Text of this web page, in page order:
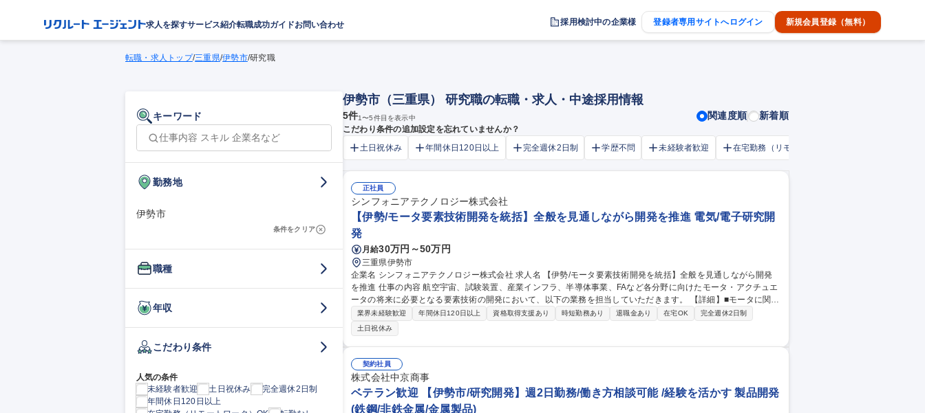
求人を探すサービス紹介転職成功ガイドお問い合わせ 採用検討中の企業様 登録者専用サイトへログイン 新規会員登録（無料）
転職・求人トップ/三重県/伊勢市/研究職
キーワード
勤務地
伊勢市
条件をクリア
職種
年収
こだわり条件
人気の条件
未経験者歓迎
土日祝休み
完全週休2日制
年間休日120日以上
伊勢市（三重県） 研究職の転職・求人・中途採用情報
5件1〜5件目を表示中 関連度順 新着順
こだわり条件の追加設定を忘れていませんか？
土日祝休み
年間休日120日以上 完全週休2日制 学歴不問 未経験者歓迎 在宅勤務（リモートワーク）OK
正社員
シンフォニアテクノロジー株式会社
【伊勢/モータ要素技術開発を統括】全般を見通しながら開発を推進 電気/電子研究開
発
月給30万円～50万円
三重県伊勢市
企業名 シンフォニアテクノロジー株式会社 求人名 【伊勢/モータ要素技術開発を統括】全般を見通しながら開発
を推進 仕事の内容 航空宇宙、試験装置、産業インフラ、半導体事業、FAなど各分野に向けたモータ・アクチュエ
ータの将来に必要となる要素技術の開発において、以下の業務を担当していただきます。 【詳細】■モータに関わ
る要素技術開発の調査構想/計画立案、および年度開発計画の策定 ■モータに関わる技術検討、要素技術検証ため
の解析/試作/評価の実施、技術的判断 ■開発報告、成果発表、特許提案など開発に関する周辺業務 ■事業部門との
連携によるモータ設計の技術的な支援 ■製品不具合に対する事業部への技術支援(出張対応等含む) ■モータ技術を
俯瞰した当社技術ロードマップの策定 募集職種 【伊勢/モータ要素技術開発を統括】全般を見通しながら開発を推
進
業界未経験歓迎 年間休日120日以上 資格取得支援あり 時短勤務あり 退職金あり 在宅OK
完全週休2日制
土日祝休み
契約社員
株式会社中京商事
ベテラン歓迎 【伊勢市/研究開発】週2日勤務/働き方相談可能 /経験を活かす 製品開発
(鉄鋼/非鉄金属/金属製品)